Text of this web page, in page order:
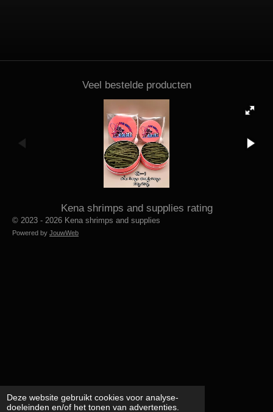
Deze website gebruikt cookies voor analyse-
doeleinden en/of het tonen van advertenties.
Veel bestelde producten
Kena shrimps and supplies rating
© 2023 - 2026 Kena shrimps and supplies
Powered by JouwWeb